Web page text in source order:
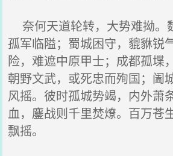
奈何天道轮转，大势难拗。
孤军临隘；蜀城困守，貔貅锐
险，难遮中原甲士；成都孤堞
朝野文武，或死忠而殉国；阖
风摇。彼时孤城势竭，内外萧
血，鏖战则千里焚燎。百万苍
飘摇。